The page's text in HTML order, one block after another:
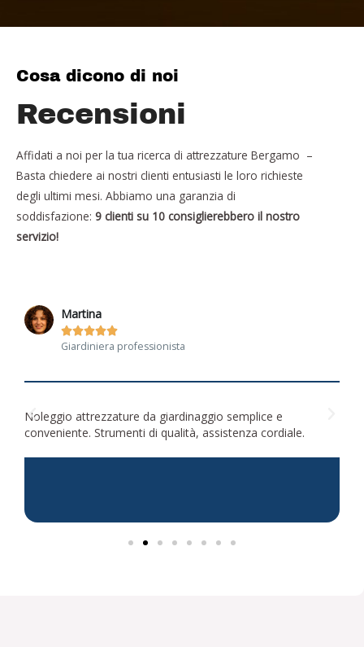
Cosa dicono di noi
Recensioni
Affidati a noi per la tua ricerca di attrezzature Bergamo –
Basta chiedere ai nostri clienti entusiasti le loro richieste
degli ultimi mesi. Abbiamo una garanzia di
soddisfazione: 9 clienti su 10 consiglierebbero il nostro
servizio!
Martina

Giardiniera professionista
Noleggio attrezzature da giardinaggio semplice e
conveniente. Strumenti di qualità, assistenza cordiale.